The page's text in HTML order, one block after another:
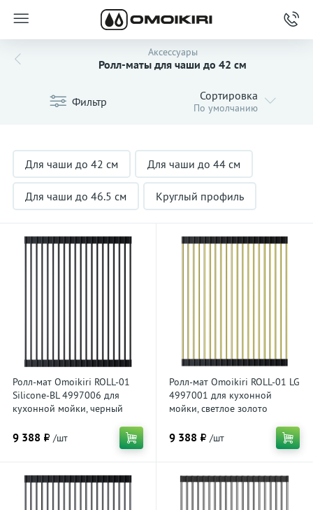
Аксессуары
Ролл-маты для чаши до 42 см
Фильтр Сортировка
По умолчанию
Для чаши до 42 см Для чаши до 44 см
Для чаши до 46.5 см Круглый профиль
Ролл-мат Omoikiri ROLL-01
Silicone-BL 4997006 для
кухонной мойки, черный
9 388 ₽ /шт
Ролл-мат Omoikiri ROLL-01 LG
4997001 для кухонной
мойки, светлое золото
9 388 ₽ /шт